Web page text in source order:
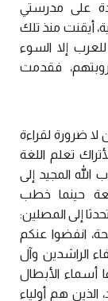
على مدرستي
أيقنت منذ تلك
إلا السوء
فقدمت
لا ضرورة لقراءة
تعلم اللغة
الله المجيد إلى
حينما خطب
إلى المصلين:
انفضوا عنكم
الراشدين وآل
أسماء الأبطال
الذين هم أولياء